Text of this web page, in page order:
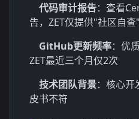
代码审计报告：查看
告，ZET仅提供"社区自查"
GitHub更新频率：优
ZET最近三个月仅2次
技术团队背景：核心
皮书不符